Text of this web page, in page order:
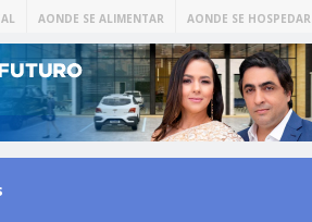
AONDE SE ALIMENTAR AONDE SE HOSPEDAR